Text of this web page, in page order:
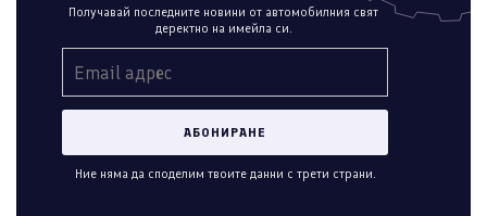
Получавай последните новини от автомобилния свят
деректно на имейла си.
Ние няма да споделим твоите данни с трети страни.